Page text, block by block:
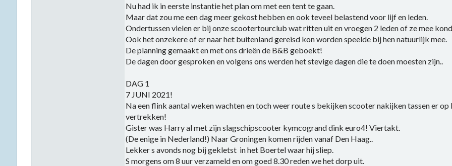
Nu had ik in eerste instantie het plan om met een tent te gaan.
Maar dat zou me een dag meer gekost hebben en ook teveel belastend voor lijf en leden.
Ondertussen vielen er bij onze scootertourclub wat ritten uit en vroegen 2 leden of ze mee
Ook het onzekere of er naar het buitenland gereisd kon worden speelde bij hen natuurlijk mee.
De planning gemaakt en met ons drieën de B&B geboekt!
De dagen door gesproken en volgens ons werden het stevige dagen die te doen moesten zijn..
DAG 1
7 JUNI 2021!
Na een flink aantal weken wachten en toch weer route s bekijken scooter nakijken tassen er
vertrekken!
Gister was Harry al met zijn slagschipscooter kymcogrand dink euro4! Viertakt.
(De enige in Nederland!) Naar Groningen komen rijden vanaf Den Haag..
Lekker s avonds nog bij gekletst in het Boertel waar hij sliep.
S morgens om 8 uur verzameld en om goed 8.30 reden we het dorp uit.